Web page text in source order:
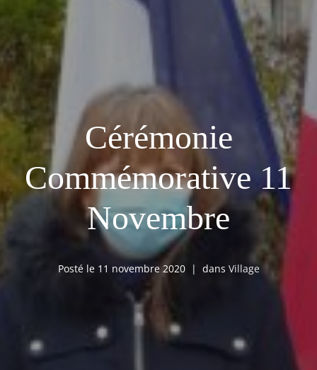
Cérémonie
Commémorative 11
Novembre
Posté le 11 novembre 2020 dans Village